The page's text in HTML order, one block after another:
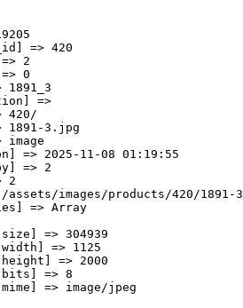
=> 420
2
0
1891_3
=>
420/
1891-3.jpg
image
=> 2025-11-08 01:19:55
=> 2
2
assets/images/products/420/1891-
=> Array
=> 304939
=> 1125
=> 2000
=> 8
=> image/jpeg